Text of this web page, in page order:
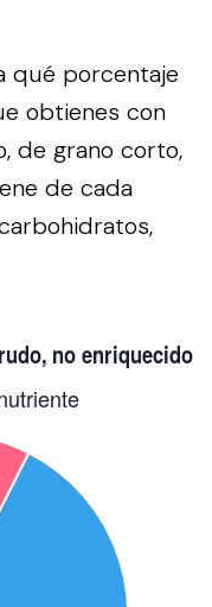
qué porcentaje
obtienes con
de grano corto,
de cada